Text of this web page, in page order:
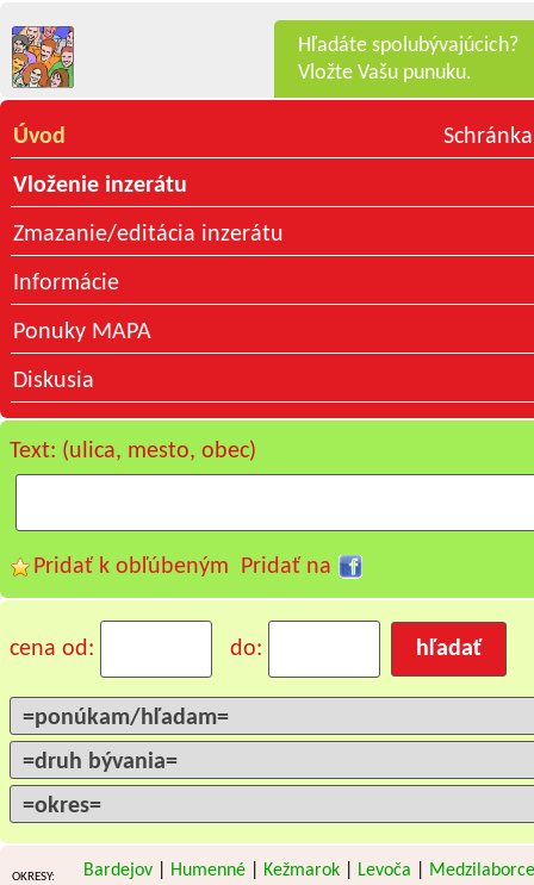
Hľadáte spolubývajúcich?
Vložte Vašu punuku.
Úvod
Vloženie inzerátu
Zmazanie/editácia inzerátu
Informácie
Ponuky MAPA
Diskusia
Text: (ulica, mesto, obec)
Pridať k obľúbeným Pridať na
cena od: do:
OKRESY: Bardejov Humenné Kežmarok Levoča
Medzilaborce